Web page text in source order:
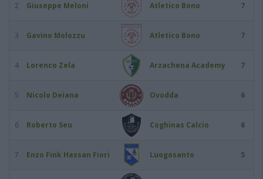
2 Giuseppe Meloni Atletico Bono 7
3 Gavino Molozzu Atletico Bono 7
4 Lorenco Zela Arzachena Academy 7
5 Nicolo Deiana Ovodda 6
6 Roberto Seu Coghinas Calcio 6
7 Enzo Fink Hassan Fiori Luogosanto 5